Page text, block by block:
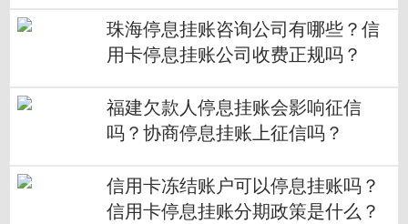
珠海停息挂账咨询公司有哪些？信
用卡停息挂账公司收费正规吗？
福建欠款人停息挂账会影响征信
吗？协商停息挂账上征信吗？
信用卡冻结账户可以停息挂账吗？
信用卡停息挂账分期政策是什么？